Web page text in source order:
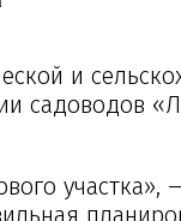
и
садоводов